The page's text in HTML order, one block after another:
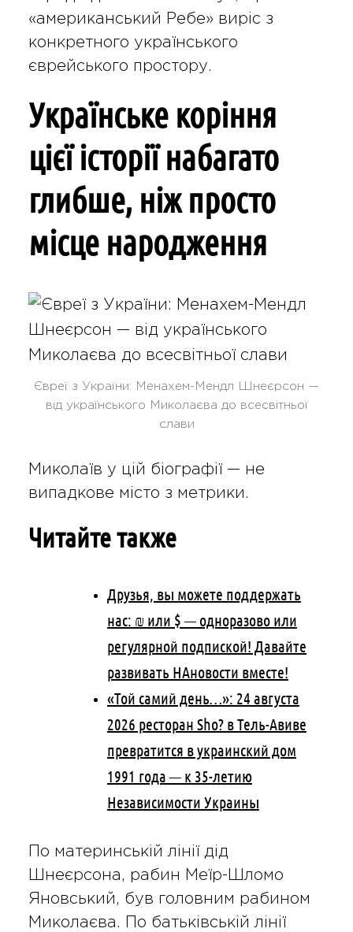
«американський Ребе» виріс з
конкретного українського
єврейського простору.
Українське коріння
цієї історії набагато
глибше, ніж просто
місце народження
Євреї з України: Менахем-Мендл Шнеєрсон —
від українського Миколаєва до всесвітньої
слави
Миколаїв у цій біографії — не
випадкове місто з метрики.
Читайте также
Друзья, вы можете поддержать
нас: ₪ или $ — одноразово или
регулярной подпиской! Давайте
развивать НАновости вместе!
«Той самий день…»: 24 августа
2026 ресторан Sho? в Тель-Авиве
превратится в украинский дом
1991 года — к 35-летию
Независимости Украины
По материнській лінії дід
Шнеєрсона, рабин Меїр-Шломо
Яновський, був головним рабином
Миколаєва. По батьківській лінії